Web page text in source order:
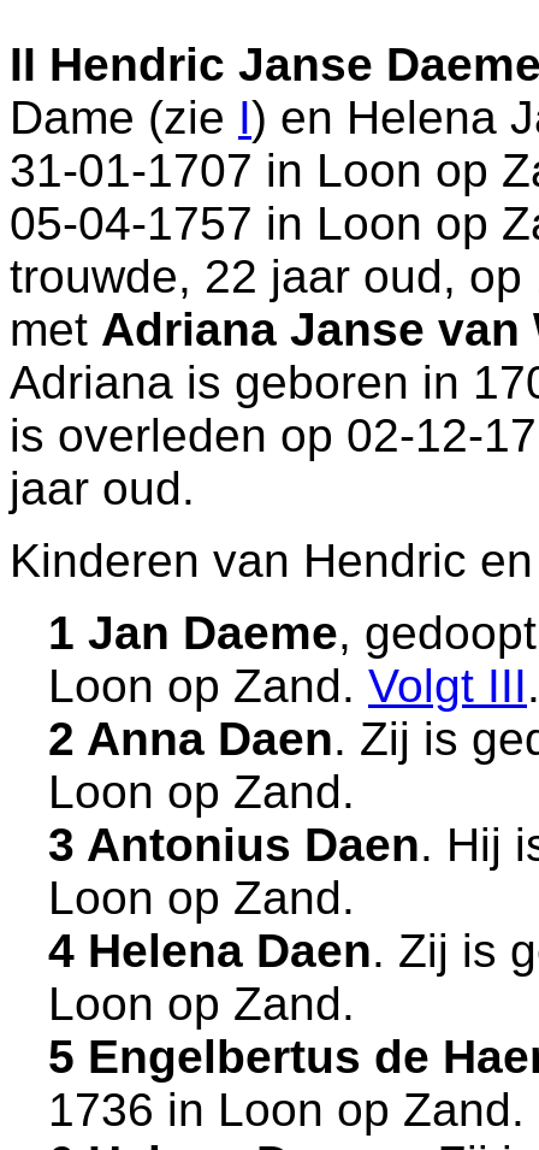
II Hendric Janse
Dame (zie I) en Helena
31-01-1707 in Loon op
05-04-1757 in Loon op
trouwde, 22 jaar oud,
met Adriana Janse van
Adriana is geboren in
is overleden op 02-12-
jaar oud.
Kinderen van Hendric
1 Jan Daeme,
Loon op Zand. Volgt III.
2 Anna Daen. Zij is
Loon op Zand.
3 Antonius Daen. Hij
Loon op Zand.
4 Helena Daen. Zij is
Loon op Zand.
5 Engelbertus de
1736 in Loon op Zand.